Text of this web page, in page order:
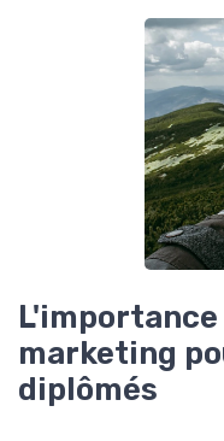
marketing
diplômés